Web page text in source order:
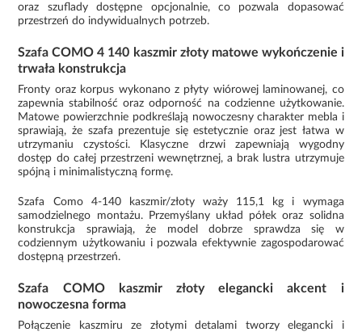
oraz szuflady dostępne opcjonalnie, co pozwala dopasować
przestrzeń do indywidualnych potrzeb.
Szafa COMO 4 140 kaszmir złoty matowe wykończenie i
trwała konstrukcja
Fronty oraz korpus wykonano z płyty wiórowej laminowanej, co
zapewnia stabilność oraz odporność na codzienne użytkowanie.
Matowe powierzchnie podkreślają nowoczesny charakter mebla i
sprawiają, że szafa prezentuje się estetycznie oraz jest łatwa w
utrzymaniu czystości. Klasyczne drzwi zapewniają wygodny
dostęp do całej przestrzeni wewnętrznej, a brak lustra utrzymuje
spójną i minimalistyczną formę.
Szafa Como 4-140 kaszmir/złoty waży 115,1 kg i wymaga
samodzielnego montażu. Przemyślany układ półek oraz solidna
konstrukcja sprawiają, że model dobrze sprawdza się w
codziennym użytkowaniu i pozwala efektywnie zagospodarować
dostępną przestrzeń.
Szafa COMO kaszmir złoty elegancki akcent i
nowoczesna forma
Połączenie kaszmiru ze złotymi detalami tworzy elegancki i